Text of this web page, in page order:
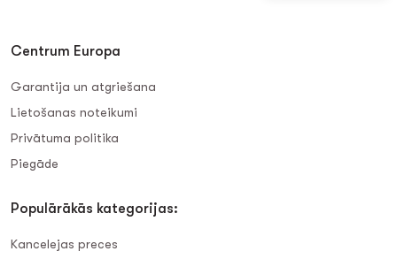
Centrum Europa
Garantija un atgriešana
Lietošanas noteikumi
Privātuma politika
Piegāde
Populārākās kategorijas:
Kancelejas preces